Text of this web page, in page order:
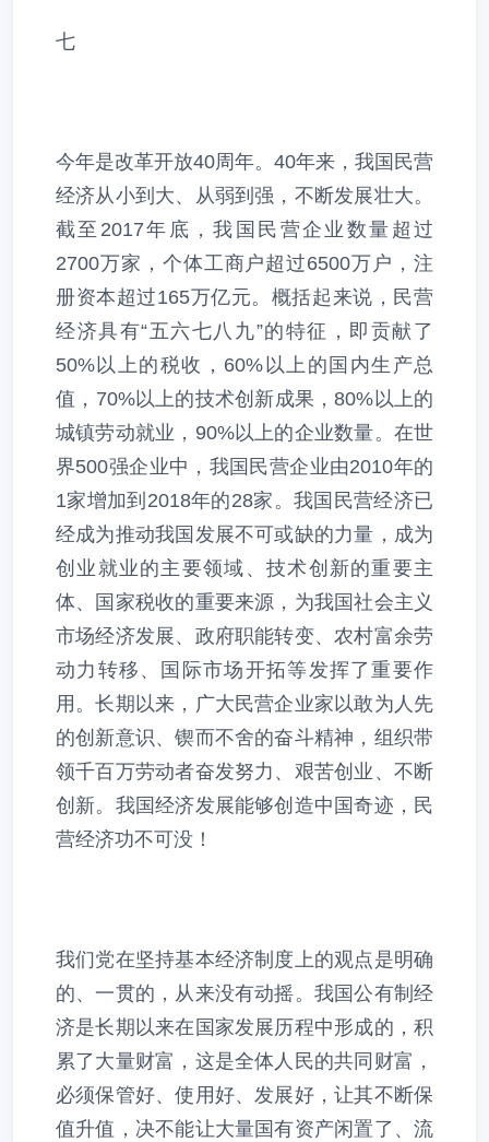
七
今年是改革开放40周年。40年来，我国民营
经济从小到大、从弱到强，不断发展壮大。
截至2017年底，我国民营企业数量超过
2700万家，个体工商户超过6500万户，注
册资本超过165万亿元。概括起来说，民营
经济具有“五六七八九”的特征，即贡献了
50%以上的税收，60%以上的国内生产总
值，70%以上的技术创新成果，80%以上的
城镇劳动就业，90%以上的企业数量。在世
界500强企业中，我国民营企业由2010年的
1家增加到2018年的28家。我国民营经济已
经成为推动我国发展不可或缺的力量，成为
创业就业的主要领域、技术创新的重要主
体、国家税收的重要来源，为我国社会主义
市场经济发展、政府职能转变、农村富余劳
动力转移、国际市场开拓等发挥了重要作
用。长期以来，广大民营企业家以敢为人先
的创新意识、锲而不舍的奋斗精神，组织带
领千百万劳动者奋发努力、艰苦创业、不断
创新。我国经济发展能够创造中国奇迹，民
营经济功不可没！
我们党在坚持基本经济制度上的观点是明确
的、一贯的，从来没有动摇。我国公有制经
济是长期以来在国家发展历程中形成的，积
累了大量财富，这是全体人民的共同财富，
必须保管好、使用好、发展好，让其不断保
值升值，决不能让大量国有资产闲置了、流